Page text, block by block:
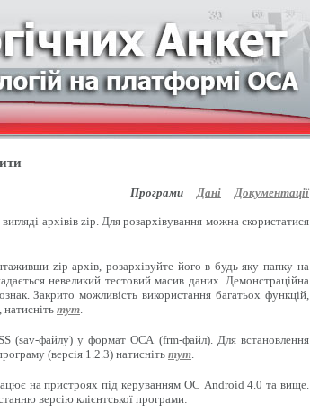
ПрограмиДані Документації
архівів zip. Для розархівування можна скористатися
zip-архів, розархівуйте його в будь-яку папку на
невеликий тестовий масив даних. Демонстраційна
Закрито можливість використання багатьох функцій,
тут.
(sav-файлу) у формат ОСА (frm-файл). Для встановлення
(версія 1.2.3) натисніть тут.
на пристроях під керуванням ОС Android 4.0 та вище.
версію клієнтської програми: